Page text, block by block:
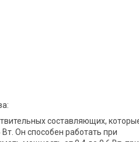
составляющих,
Он способен работать при